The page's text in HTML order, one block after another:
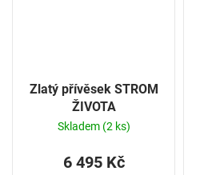
Zlatý přívěsek STROM
ŽIVOTA
Skladem (2 ks)
6 495 Kč